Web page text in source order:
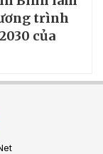
trình
của